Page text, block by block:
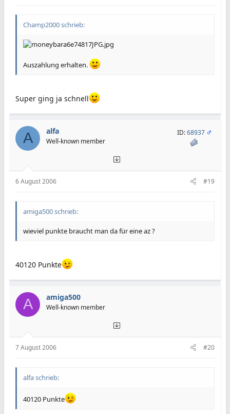
Champ2000 schrieb:
Auszahlung erhalten.
Super ging ja schnell
A alfa
Well-known member
ID:68937
6 August 2006 #19
amiga500 schrieb:
wieviel punkte braucht man da für eine az ?
40120 Punkte
A amiga500
Well-known member
7 August 2006 #20
alfa schrieb:
40120 Punkte